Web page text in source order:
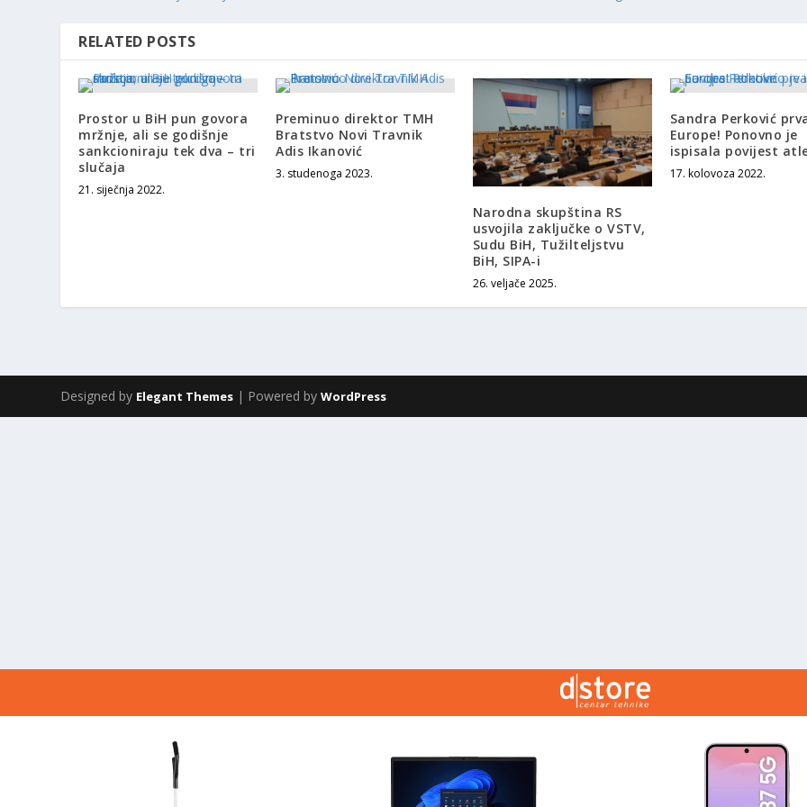
RELATED POSTS
Prostor u BiH pun govora
mržnje, ali se godišnje
sankcioniraju tek dva – tri
slučaja
21. siječnja 2022.
Preminuo direktor TMH
Bratstvo Novi Travnik
Adis Ikanović
3. studenoga 2023.
Narodna skupština RS
usvojila zaključke o VSTV,
Sudu BiH, Tužilteljstvu
BiH, SIPA-i
26. veljače 2025.
Sandra Perković
Europe! Ponovno je
ispisala povijest
17. kolovoza 2022.
Designed by Elegant Themes | Powered byWordPress